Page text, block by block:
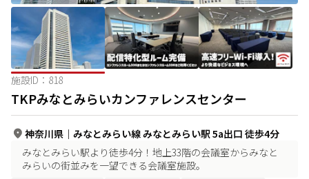
施設ID： 818
TKPみなとみらいカンファレンスセンター
神奈川県 ｜ みなとみらい線 みなとみらい駅 5a出口 徒歩4分
みなとみらい駅より徒歩4分！地上33階の会議室からみなと
みらいの街並みを一望できる会議室施設。